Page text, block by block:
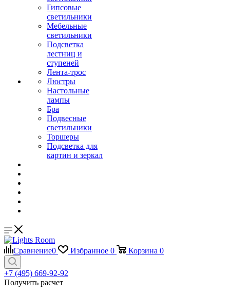
Гипсовые
светильники
Мебельные
светильники
Подсветка
лестниц и
ступеней
Лента-трос
Люстры
Настольные
лампы
Бра
Подвесные
светильники
Торшеры
Подсветка для
картин и зеркал
Сравнение0 Избранное 0 Корзина 0
+7 (495) 669-92-92
Получить расчет